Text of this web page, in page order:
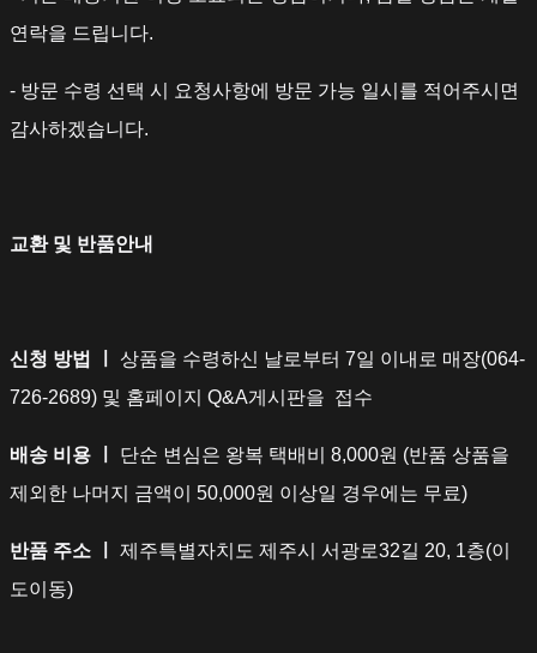
연락을 드립니다.
- 방문 수령 선택 시 요청사항에 방문 가능 일시를 적어주시면
감사하겠습니다.
교환 및 반품안내
신청 방법 ㅣ 상품을 수령하신 날로부터 7일 이내로 매장(064-
726-2689) 및 홈페이지 Q&A게시판을 접수
배송 비용 ㅣ
단순 변심은 왕복 택배비 8,000원 (반품 상품을
제외한 나머지 금액이 50,000원 이상일 경우에는 무료)
반품 주소 ㅣ 제주특별자치도 제주시 서광로32길 20, 1층(이
도이동)